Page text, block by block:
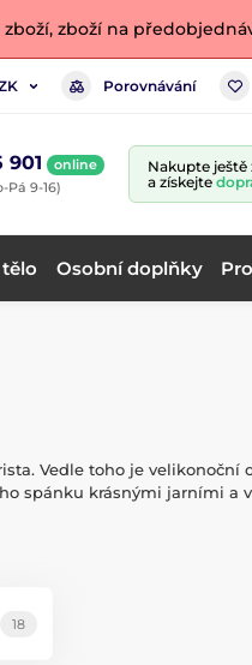
zboží na
Porovnávání
901 online
Pá 9-16)
Nakupte ještě
a získejte
Osobní doplňky
Vedle toho je
spánku krásnými jarními a
18